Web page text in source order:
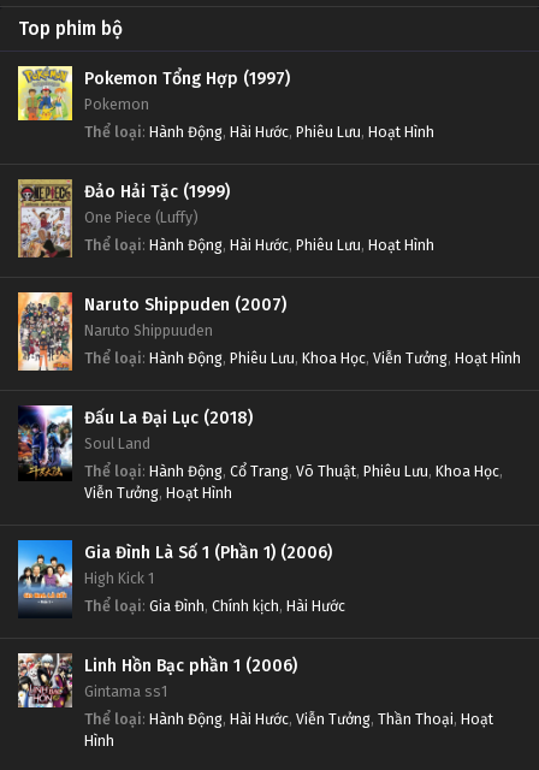
Top phim bộ
Pokemon Tổng Hợp (1997)
Pokemon
Thể loại: Hành Động, Hài Hước, Phiêu Lưu, Hoạt Hình
Đảo Hải Tặc (1999)
One Piece (Luffy)
Thể loại: Hành Động, Hài Hước, Phiêu Lưu, Hoạt Hình
Naruto Shippuden (2007)
Naruto Shippuuden
Thể loại: Hành Động, Phiêu Lưu, Khoa Học, Viễn Tưởng, Hoạt Hình
Đấu La Đại Lục (2018)
Soul Land
Thể loại: Hành Động, Cổ Trang, Võ Thuật, Phiêu Lưu, Khoa Học,
Viễn Tưởng, Hoạt Hình
Gia Đình Là Số 1 (Phần 1) (2006)
High Kick 1
Thể loại: Gia Đình, Chính kịch, Hài Hước
Linh Hồn Bạc phần 1 (2006)
Gintama ss1
Thể loại: Hành Động, Hài Hước, Viễn Tưởng, Thần Thoại, Hoạt
Hình